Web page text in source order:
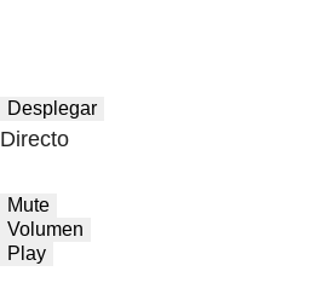
Desplegar
Directo
Mute
Volumen
Play